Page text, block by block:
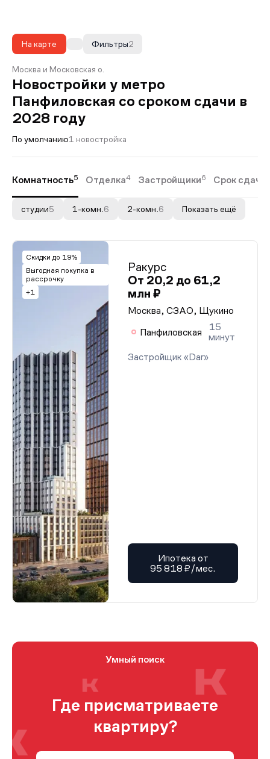
На карте 2
Фильтры
Москва и Московская о.
Новостройки у метро
Панфиловская со сроком сдачи в
2028 году
По умолчанию1 новостройка
Комнатность5 Отделка4 Застройщики6 Срок сдачи
студии5 1-комн. 6 2-комн. 6 Показать ещё
Скидки до 19%
Выгодная покупка в
рассрочку
+1
Ракурс
От 20,2 до 61,2
млн ₽
Москва, СЗАО, Щукино
Панфиловская
15
минут
Застройщик «Dar»
Ипотека от
95 818 ₽/мес.
Умный поиск
Где присматриваете
квартиру?